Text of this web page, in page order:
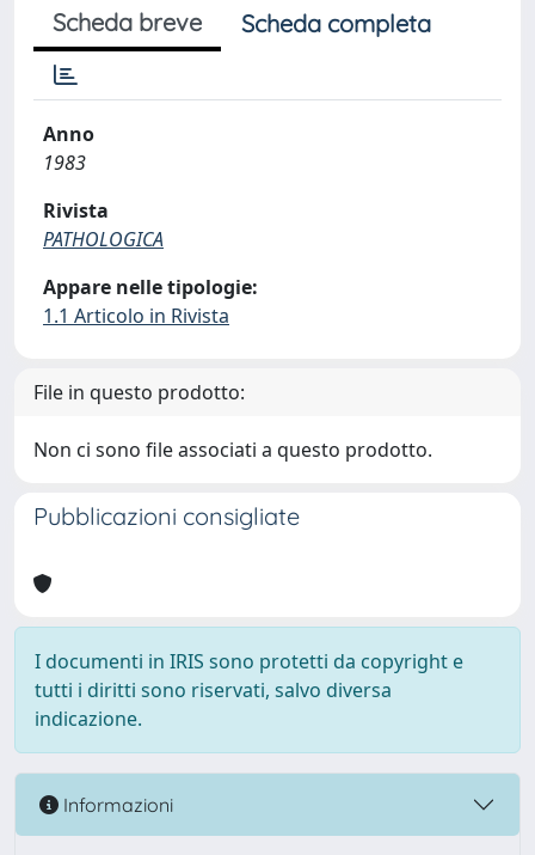
Scheda breve Scheda completa
Anno
1983
Rivista
PATHOLOGICA
Appare nelle tipologie:
1.1 Articolo in Rivista
File in questo prodotto:
Non ci sono file associati a questo prodotto.
Pubblicazioni consigliate
I documenti in IRIS sono protetti da copyright e
tutti i diritti sono riservati, salvo diversa
indicazione.
Informazioni